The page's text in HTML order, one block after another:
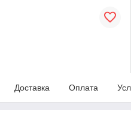
Доставка Оплата